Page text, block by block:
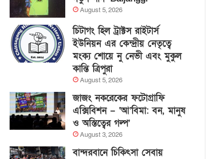
August 5, 2026
চিটাগং হিল ট্রাক্টস রাইটার্স
ইউনিয়ন এর কেন্দ্রীয় নেতৃত্বে
মংক্য শোয়ে নু নেভী এবং মুকুল
কান্তি ত্রিপুরা
August 5, 2026
জাজং নকরেকের ফটোগ্রাফি
এক্সিবিশন – ‘আ’বিমা: বন, মানুষ
ও অস্তিত্বের গল্প’
August 3, 2026
বান্দরবানে চিকিৎসা সেবায়